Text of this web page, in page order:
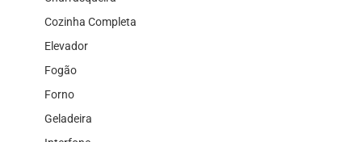
Cozinha Completa
Elevador
Fogão
Forno
Geladeira